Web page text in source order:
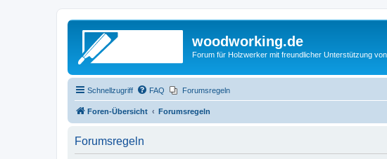
woodworking.de
Forum für Holzwerker mit freundlicher Unterstützung
Schnellzugriff FAQ Forumsregeln
Foren-Übersicht Forumsregeln
Forumsregeln